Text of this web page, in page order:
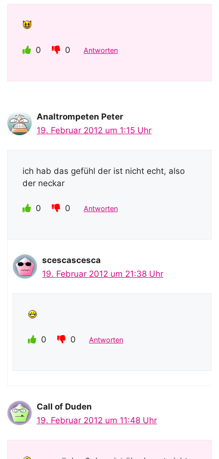
0 0 Antworten
Analtrompeten Peter
19. Februar 2012 um 1:15 Uhr
ich hab das gefühl der ist nicht echt, also
der neckar
0 0 Antworten
scescascesca
19. Februar 2012 um 21:38 Uhr
0 0 Antworten
Call of Duden
19. Februar 2012 um 11:48 Uhr